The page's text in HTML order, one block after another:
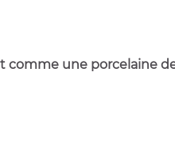
une porcelaine